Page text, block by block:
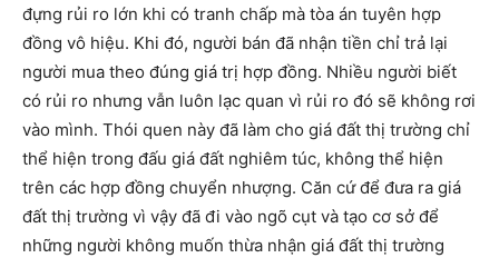
đựng rủi ro lớn khi có tranh chấp mà tòa án tuyên hợp
đồng vô hiệu. Khi đó, người bán đã nhận tiền chỉ trả lại
người mua theo đúng giá trị hợp đồng. Nhiều người biết
có rủi ro nhưng vẫn luôn lạc quan vì rủi ro đó sẽ không rơi
vào mình. Thói quen này đã làm cho giá đất thị trường chỉ
thể hiện trong đấu giá đất nghiêm túc, không thể hiện
trên các hợp đồng chuyển nhượng. Căn cứ để đưa ra giá
đất thị trường vì vậy đã đi vào ngõ cụt và tạo cơ sở để
những người không muốn thừa nhận giá đất thị trường